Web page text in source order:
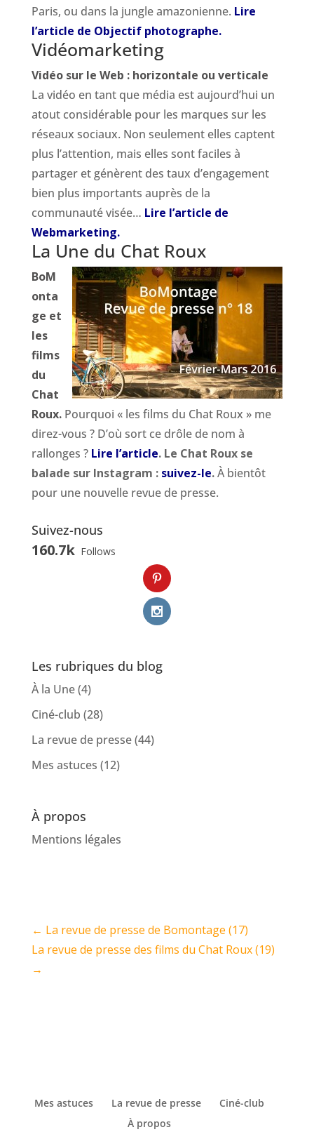
Paris, ou dans la jungle amazonienne. Lire
l’article de Objectif photographe.
Vidéomarketing
Vidéo sur le Web : horizontale ou verticale
La vidéo en tant que média est aujourd’hui un
atout considérable pour les marques sur les
réseaux sociaux. Non seulement elles captent
plus l’attention, mais elles sont faciles à
partager et génèrent des taux d’engagement
bien plus importants auprès de la
communauté visée… Lire l’article de
Webmarketing.
La Une du Chat Roux
BoM
onta
ge et
les
films
du
Chat
Roux. Pourquoi « les films du Chat Roux » me
direz-vous ? D’où sort ce drôle de nom à
rallonges ? Lire l’article. Le Chat Roux se
balade sur Instagram : suivez-le.À bientôt
pour une nouvelle revue de presse.
Suivez-nous
160.7k Follows
Les rubriques du blog
À la Une(4)
Ciné-club (28)
La revue de presse(44)
Mes astuces (12)
À propos
Mentions légales
← La revue de presse de Bomontage (17)
La revue de presse des films du Chat Roux (19)
→
Mes astuces La revue de presse
Ciné-club
À propos